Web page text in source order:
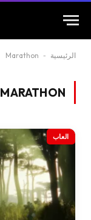
الرئيسية -
Marathon
MARATHON
العاب